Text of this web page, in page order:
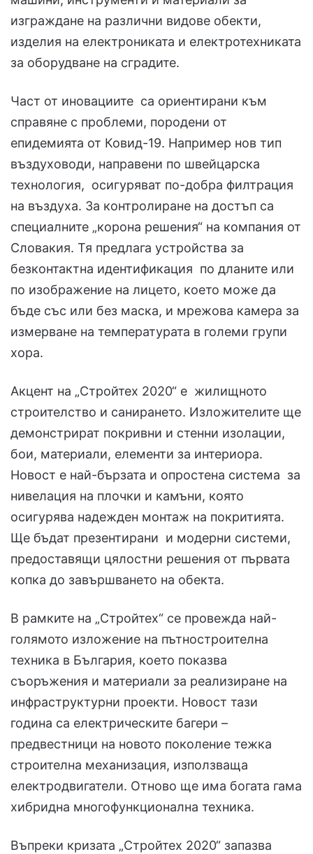
изграждане на различни видове обекти,
изделия на електрониката и електротехниката
за оборудване на сградите.
Част от иновациите са ориентирани към
справяне с проблеми, породени от
епидемията от Ковид-19. Например нов тип
въздуховоди, направени по швейцарска
технология, осигуряват по-добра филтрация
на въздуха. За контролиране на достъп са
специалните „корона решения“ на компания от
Словакия. Тя предлага устройства за
безконтактна идентификация по дланите или
по изображение на лицето, което може да
бъде със или без маска, и мрежова камера за
измерване на температурата в големи групи
хора.
Акцент на „Стройтех 2020“ е жилищното
строителство и санирането. Изложителите ще
демонстрират покривни и стенни изолации,
бои, материали, елементи за интериора.
Новост е най-бързата и опростена система за
нивелация на плочки и камъни, която
осигурява надежден монтаж на покритията.
Ще бъдат презентирани и модерни системи,
предоставящи цялостни решения от първата
копка до завършването на обекта.
В рамките на „Стройтех“ се провежда най-
голямото изложение на пътностроителна
техника в България, което показва
съоръжения и материали за реализиране на
инфраструктурни проекти. Новост тази
година са електрическите багери –
предвестници на новото поколение тежка
строителна механизация, използваща
електродвигатели. Отново ще има богата гама
хибридна многофункционална техника.
Въпреки кризата „Стройтех 2020“ запазва